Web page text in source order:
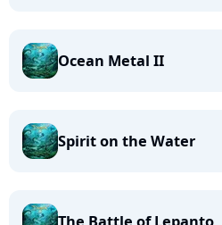
Ocean Metal II
Spirit on the Water